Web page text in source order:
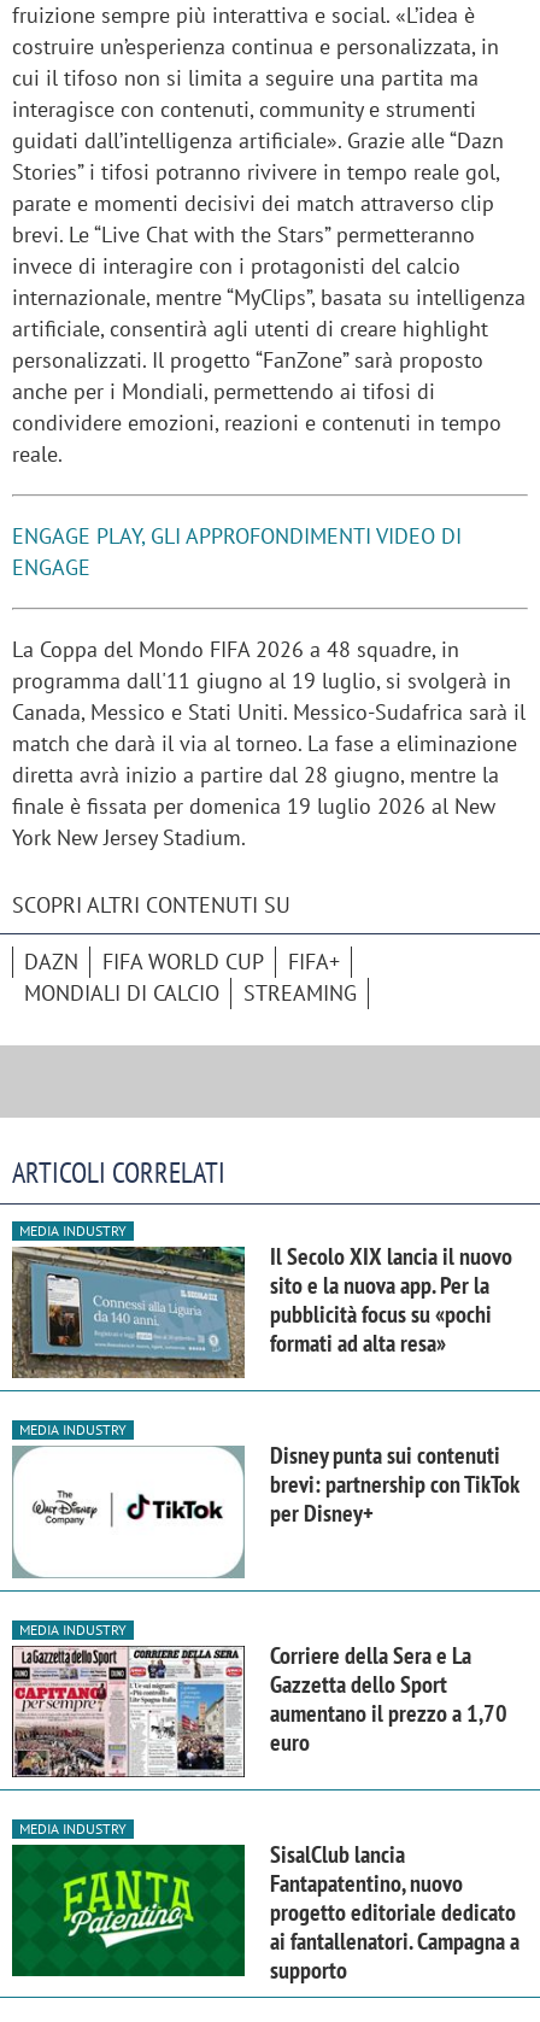
fruizione sempre più interattiva e social. «L’idea è
costruire un’esperienza continua e personalizzata, in
cui il tifoso non si limita a seguire una partita ma
interagisce con contenuti, community e strumenti
guidati dall’intelligenza artificiale». Grazie alle “Dazn
Stories” i tifosi potranno rivivere in tempo reale gol,
parate e momenti decisivi dei match attraverso clip
brevi. Le “Live Chat with the Stars” permetteranno
invece di interagire con i protagonisti del calcio
internazionale, mentre “MyClips”, basata su intelligenza
artificiale, consentirà agli utenti di creare highlight
personalizzati. Il progetto “FanZone” sarà proposto
anche per i Mondiali, permettendo ai tifosi di
condividere emozioni, reazioni e contenuti in tempo
reale.
ENGAGE PLAY, GLI APPROFONDIMENTI VIDEO DI
ENGAGE
La Coppa del Mondo FIFA 2026 a 48 squadre, in
programma dall'11 giugno al 19 luglio, si svolgerà in
Canada, Messico e Stati Uniti. Messico-Sudafrica sarà il
match che darà il via al torneo. La fase a eliminazione
diretta avrà inizio a partire dal 28 giugno, mentre la
finale è fissata per domenica 19 luglio 2026 al New
York New Jersey Stadium.
SCOPRI ALTRI CONTENUTI SU
DAZN FIFA WORLD CUP
FIFA+
MONDIALI DI CALCIO
STREAMING
ARTICOLI CORRELATI
MEDIA INDUSTRY
Il Secolo XIX lancia il nuovo
sito e la nuova app. Per la
pubblicità focus su «pochi
formati ad alta resa»
MEDIA INDUSTRY
Disney punta sui contenuti
brevi: partnership con TikTok
per Disney+
MEDIA INDUSTRY
Corriere della Sera e La
Gazzetta dello Sport
aumentano il prezzo a 1,70
euro
MEDIA INDUSTRY
SisalClub lancia
Fantapatentino, nuovo
progetto editoriale dedicato
ai fantallenatori. Campagna a
supporto